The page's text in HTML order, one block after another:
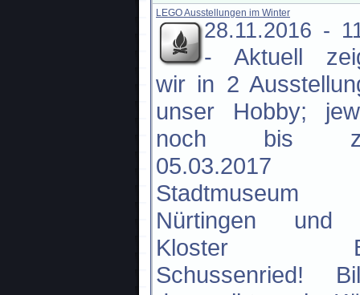
LEGO Ausstellungen im Winter
28.11.2016 -
- Aktuell
wir in 2
unser Hobby;
noch bis
05.03.2017
Stadtmuseum
Nürtingen und
Kloster
Schussenried!